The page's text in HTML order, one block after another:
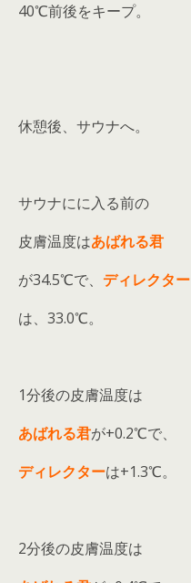
40℃前後をキープ。
休憩後、サウナへ。
サウナにに入る前の
皮膚温度はあばれる君
が34.5℃で、 ディレクター
は、33.0℃。
1分後の皮膚温度は
あばれる君が+0.2℃で、
ディレクターは+1.3℃。
2分後の皮膚温度は